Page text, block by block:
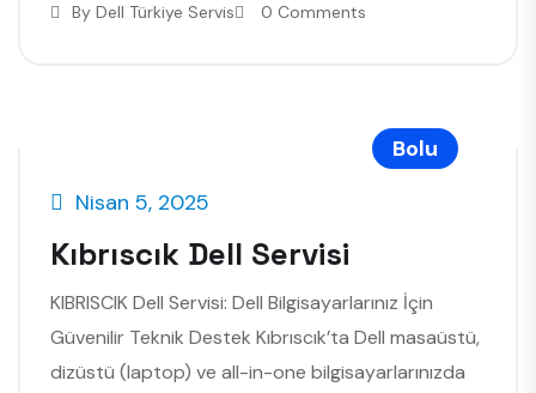
By Dell Türkiye Servis 0 Comments
Bolu
Nisan 5, 2025
Kıbrıscık Dell Servisi
KIBRISCIK Dell Servisi: Dell Bilgisayarlarınız İçin
Güvenilir Teknik Destek Kıbrıscık’ta Dell masaüstü,
dizüstü (laptop) ve all-in-one bilgisayarlarınızda